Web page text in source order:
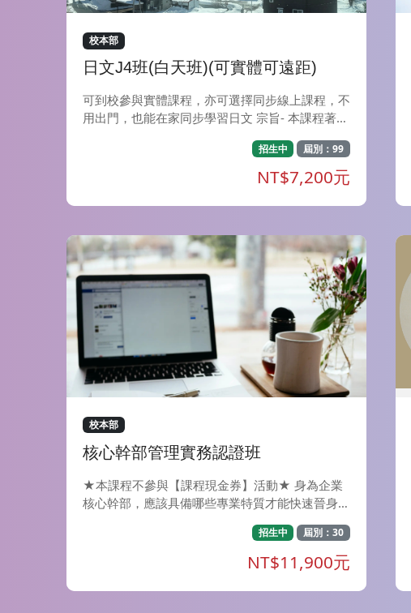
校本部
日文J4班(白天班)(可實體可遠距)
可到校參與實體課程，亦可選擇同步線上課程，不
用出門，也能在家同步學習日文 宗旨- 本課程著重
式，搭配生動有趣的對話練習，讓學員輕鬆自然地
熟悉並使用日語。為學員創造大量接觸日語的環
境，讓學員在學習過程中確實提升聽、說、讀、寫
四項技能。 特色- 經由教師深入淺出的文法解說再
靈活應用文型。課堂中讓學員透過會話演練來應用
所學，加強日語應用能力。此外，教師亦會透過P
PT或動畫來介紹日本民俗風情(像是日本的新年、
女兒節、七夕等)，學員能夠更加認識日本文化與
時事，讓學習與實際情境不脫節，加深學習的興
趣。 目標- 在良好的學習環境下，輕鬆快樂地學習
日語。各課內容除搭配練習題來加深句型應用外，
也會透過讀物、會話練習、遊戲等多樣化的方式，
讓學習者在最短的時間內將新學到的內容應用於
用的教材為大家的日本語改訂版，共計4冊50課，
日文檢定考試者，完成日文J1班~J4班課程者建議
報考N4。
招生中 屆別：99
NT$7,200元
校本部
核心幹部管理實務認證班
★本課程不參與【課程現金券】活動★ 身為企業
核心幹部，應該具備哪些專業特質才能快速晉身決
巧？ 面對主管要求及部屬挑戰，又該如何有效解
決？ 能夠扮演好承上啟下的主管角色，並充 實自
身的管理實務技能，才能帶領團隊朝同一目標邁
進！
招生中 屆別：30
NT$11,900元